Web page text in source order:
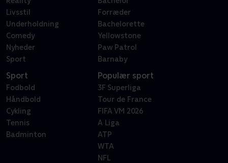
Livsstil
Underholdning
Comedy
Nyheder
Sport
Forræder
Bachelorette
Yellowstone
Paw Patrol
Barnaby
Sport
Fodbold
Håndbold
Cykling
Tennis
Badminton
Populær sport
3F Superliga
Tour de France
FIFA VM 2026
A Liga
ATP
WTA
NFL